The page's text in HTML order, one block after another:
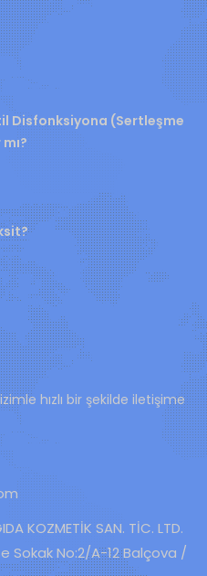
Disfonksiyona (Sertleşme
hızlı bir şekilde iletişime
KOZMETİK SAN. TİC. LTD.
Sokak No:2/A-12 Balçova /